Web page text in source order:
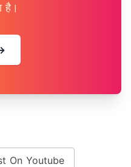
है।
On Youtube